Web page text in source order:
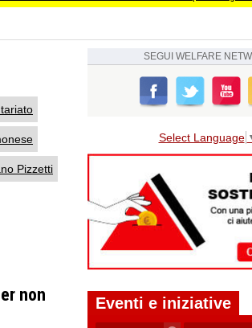
Pizzetti
non
SEGUI WELFARE
Select Language
Eventi e iniziative